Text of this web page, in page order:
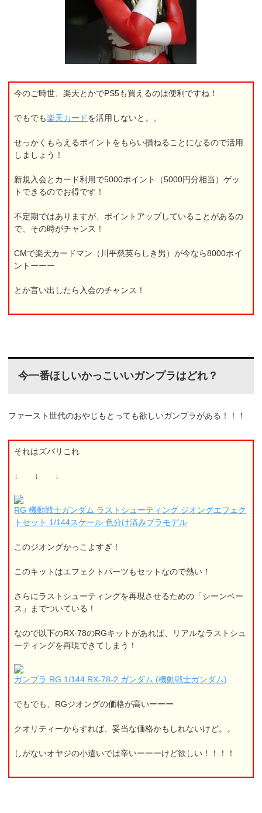
今のご時世、楽天とかでPS5も買えるのは便利ですね！
でもでも楽天カードを活用しないと。。
せっかくもらえるポイントをもらい損ねることになるので活用
しましょう！
新規入会とカード利用で5000ポイント（5000円分相当）ゲッ
トできるのでお得です！
不定期ではありますが、ポイントアップしていることがあるの
で、その時がチャンス！
CMで楽天カードマン（川平慈英らしき男）が今なら8000ポイ
ントーーー
とか言い出したら入会のチャンス！
今一番ほしいかっこいいガンプラはどれ？
ファースト世代のおやじもとっても欲しいガンプラがある！！！
それはズバリこれ
↓ ↓ ↓
RG 機動戦士ガンダム ラストシューティング ジオングエフェク
トセット 1/144スケール 色分け済みプラモデル
このジオングかっこよすぎ！
このキットはエフェクトパーツもセットなので熱い！
さらにラストシューティングを再現させるための「シーンベー
ス」までついている！
なので以下のRX-78のRGキットがあれば、リアルなラストシュ
ーティングを再現できてしまう！
ガンプラ RG 1/144 RX-78-2 ガンダム (機動戦士ガンダム)
でもでも、RGジオングの価格が高いーーー
クオリティーからすれば、妥当な価格かもしれないけど。。
しがないオヤジの小遣いでは辛いーーーけど欲しい！！！！